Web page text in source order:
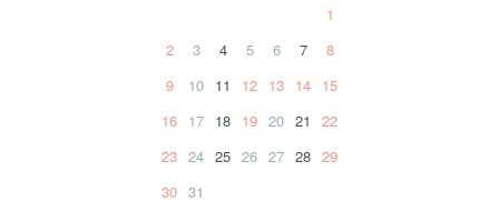
1
2
3 4 5 6 7
8
9
10 11 12 13 14 15
16 17 18 19 20 21
22
23 24 25 26 27 28 29
30 31